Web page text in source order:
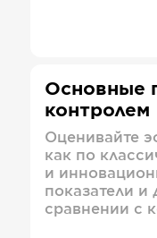
Основные
контролем
Оценивайте
как по
и
показатели и
сравнении с